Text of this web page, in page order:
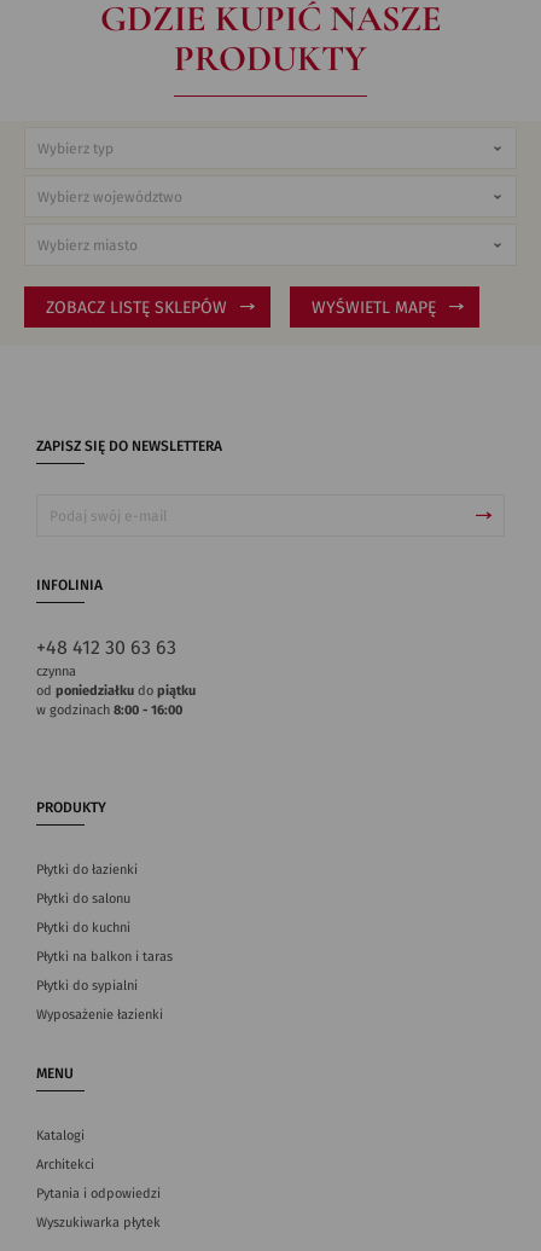
GDZIE KUPIĆ NASZE
PRODUKTY
ZOBACZ LISTĘ SKLEPÓW WYŚWIETL MAPĘ
ZAPISZ SIĘ DO NEWSLETTERA
INFOLINIA
+48 412 30 63 63
czynna
od poniedziałku do piątku
w godzinach 8:00 - 16:00
PRODUKTY
Płytki do łazienki
Płytki do salonu
Płytki do kuchni
Płytki na balkon i taras
Płytki do sypialni
Wyposażenie łazienki
MENU
Katalogi
Architekci
Pytania i odpowiedzi
Wyszukiwarka płytek